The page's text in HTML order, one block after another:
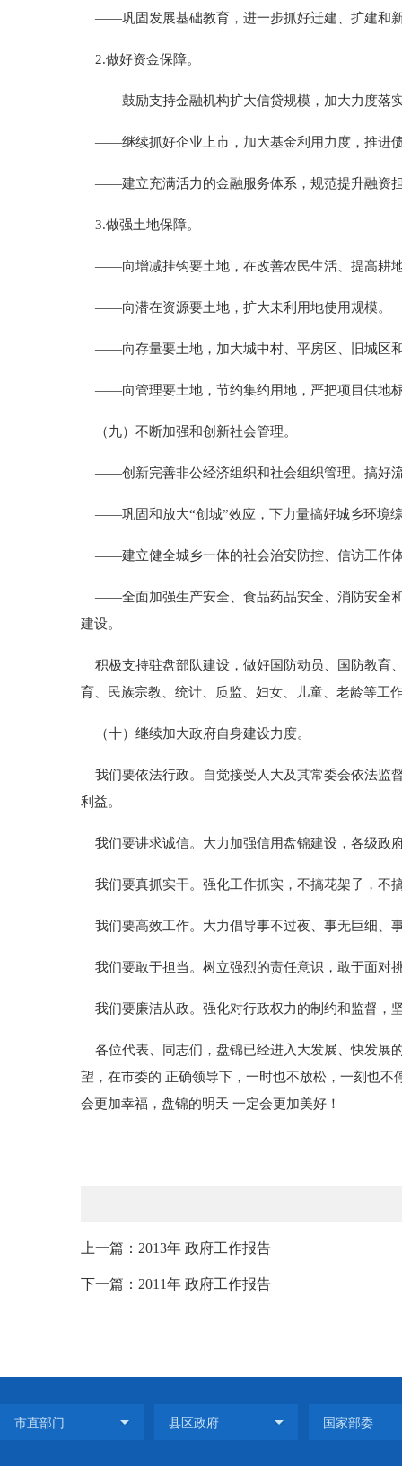
——巩固发展基础教育，进一步抓好迁建、扩建和
2.做好资金保障。
——鼓励支持金融机构扩大信贷规模，加大力度落
——继续抓好企业上市，加大基金利用力度，推进
——建立充满活力的金融服务体系，规范提升融资
3.做强土地保障。
——向增减挂钩要土地，在改善农民生活、提高耕
——向潜在资源要土地，扩大未利用地使用规模。
——向存量要土地，加大城中村、平房区、旧城区
——向管理要土地，节约集约用地，严把项目供地
（九）不断加强和创新社会管理。
——创新完善非公经济组织和社会组织管理。搞好
——巩固和放大“创城”效应，下力量搞好城乡环境
——建立健全城乡一体的社会治安防控、信访工作体
——全面加强生产安全、食品药品安全、消防安全和
建设。
积极支持驻盘部队建设，做好国防动员、国防教育
育、民族宗教、统计、质监、妇女、儿童、老龄等工
（十）继续加大政府自身建设力度。
我们要依法行政。自觉接受人大及其常委会依法监
利益。
我们要讲求诚信。大力加强信用盘锦建设，各级政
我们要真抓实干。强化工作抓实，不搞花架子，不
我们要高效工作。大力倡导事不过夜、事无巨细、
我们要敢于担当。树立强烈的责任意识，敢于面对
我们要廉洁从政。强化对行政权力的制约和监督，
各位代表、同志们，盘锦已经进入大发展、快发展
望，在市委的 正确领导下，一时也不放松，一刻也
会更加幸福，盘锦的明天 一定会更加美好！
上一篇：2013年 政府工作报告
下一篇：2011年 政府工作报告